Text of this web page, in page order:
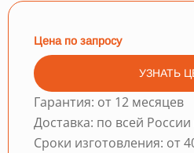
Цена по запросу
УЗНАТЬ
Гарантия: от 12 месяцев
Доставка: по всей
Сроки изготовления: от